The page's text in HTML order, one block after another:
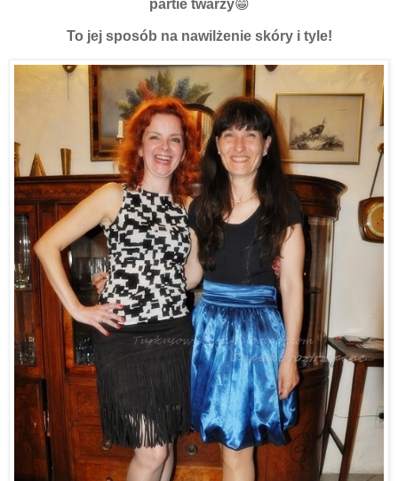
partie twarzy😁
To jej sposób na nawilżenie skóry i tyle!